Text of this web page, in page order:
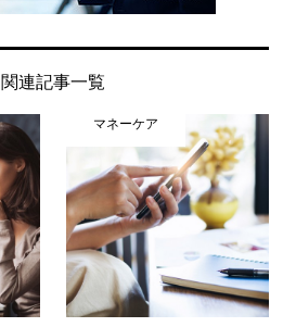
関連記事一覧
マネーケア